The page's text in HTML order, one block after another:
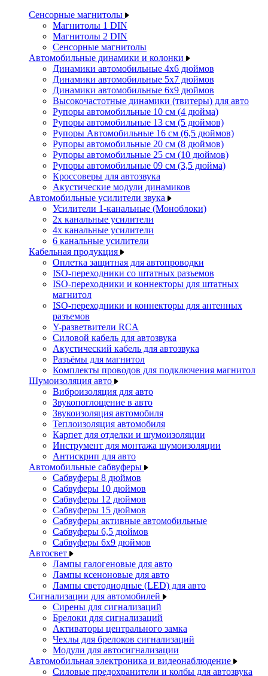
Сенсорные магнитолы
Магнитолы 1 DIN
Магнитолы 2 DIN
Сенсорные магнитолы
Автомобильные динамики и колонки
Динамики автомобильные 4x6 дюймов
Динамики автомобильные 5x7 дюймов
Динамики автомобильные 6x9 дюймов
Высокочастотные динамики (твитеры) для авто
Рупоры автомобильные 10 см (4 дюйма)
Рупоры автомобильные 13 см (5 дюймов)
Рупоры Автомобильные 16 см (6,5 дюймов)
Рупоры автомобильные 20 см (8 дюймов)
Рупоры автомобильные 25 см (10 дюймов)
Рупоры автомобильные 09 см (3,5 дюйма)
Кроссоверы для автозвука
Акустические модули динамиков
Автомобильные усилители звука
Усилители 1-канальные (Моноблоки)
2х канальные усилители
4х канальные усилители
6 канальные усилители
Кабельная продукция
Оплетка защитная для автопроводки
ISO-переходники со штатных разъемов
ISO-переходники и коннекторы для штатных
магнитол
ISO-переходники и коннекторы для антенных
разъемов
Y-разветвители RCA
Силовой кабель для автозвука
Акустический кабель для автозвука
Разъёмы для магнитол
Комплекты проводов для подключения магнитол
Шумоизоляция авто
Виброизоляция для авто
Звукопоглощение в авто
Звукоизоляция автомобиля
Теплоизоляция автомобиля
Карпет для отделки и шумоизоляции
Инструмент для монтажа шумоизоляции
Антискрип для авто
Автомобильные сабвуферы
Сабвуферы 8 дюймов
Сабвуферы 10 дюймов
Сабвуферы 12 дюймов
Сабвуферы 15 дюймов
Сабвуферы активные автомобильные
Сабвуферы 6,5 дюймов
Сабвуферы 6x9 дюймов
Автосвет
Лампы галогеновые для авто
Лампы ксеноновые для авто
Лампы светодиодные (LED) для авто
Сигнализации для автомобилей
Сирены для сигнализаций
Брелоки для сигнализаций
Активаторы центрального замка
Чехлы для брелоков сигнализаций
Модули для автосигнализации
Автомобильная электроника и видеонаблюдение
Силовые предохранители и колбы для автозвука